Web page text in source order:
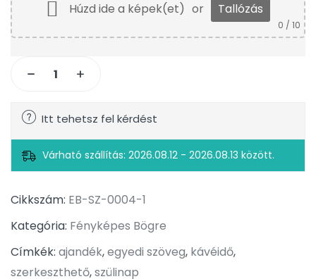
Húzd ide a képek(et) or Tallózás
0 / 10
Itt tehetsz fel kérdést
Várható szállítás: 2026.08.12 - 2026.08.13 között.
Cikkszám: EB-SZ-0004-1
Kategória: Fényképes Bögre
Címkék: ajandék,egyedi szöveg, kávéidő,
szerkeszthető,szülinap